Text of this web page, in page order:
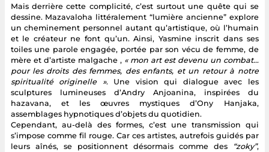
Mais derrière cette complicité, c’est surtout une quête qui se
dessine. Mazavaloha littéralement “lumière ancienne” explore
un cheminement personnel autant qu’artistique, où l’humain
et le créateur ne font qu’un. Ainsi, Yasmine inscrit dans ses
toiles une parole engagée, portée par son vécu de femme, de
mère et d’artiste malgache ,« mon art est devenu un combat…
pour les droits des femmes, des enfants, et un retour à notre
spiritualité originelle ». Une vision qui dialogue avec les
sculptures lumineuses d’Andry Anjoanina, inspirées du
hazavana, et les œuvres mystiques d’Ony Hanjaka,
assemblages hypnotiques d’objets du quotidien.
Cependant, au-delà des formes, c’est une transmission qui
s’impose comme fil rouge. Car ces artistes, autrefois guidés par
leurs aînés, se positionnent désormais comme des
“zoky”,